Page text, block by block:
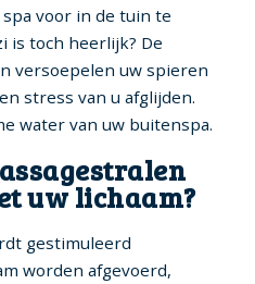
voor in de tuin te
is toch heerlijk? De
versoepelen uw spieren
stress van u afglijden.
water van uw buitenspa.
uw lichaam?
gestimuleerd
worden afgevoerd,